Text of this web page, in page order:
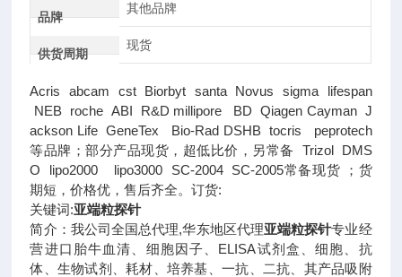
品牌
其他品牌
供货周期
现货
Acris abcam cst Biorbyt santa Novus sigma lifespan
NEB roche ABI R&D millipore BD Qiagen Cayman J
ackson Life GeneTex Bio-Rad DSHB tocris peprotech
等品牌；部分产品现货，超低比价，另常备 Trizol DMS
O lipo2000 lipo3000 SC-2004 SC-2005常备现货 ；货
期短，价格优，售后齐全。订货:
关键词:亚端粒探针
简介：我公司全国总代理,华东地区代理亚端粒探针专业经
营进口胎牛血清、细胞因子、ELISA试剂盒、细胞、抗
体、生物试剂、耗材、培养基、一抗、二抗、其产品吸附